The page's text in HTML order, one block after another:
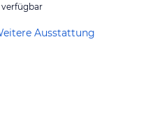
verfügbar
Ausstattung